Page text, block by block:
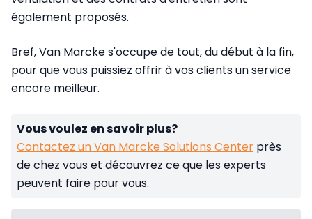
également proposés.
Bref, Van Marcke s'occupe de tout, du début à la fin,
pour que vous puissiez offrir à vos clients un service
encore meilleur.
Vous voulez en savoir plus?
Contactez un Van Marcke Solutions Center près
de chez vous et découvrez ce que les experts
peuvent faire pour vous.